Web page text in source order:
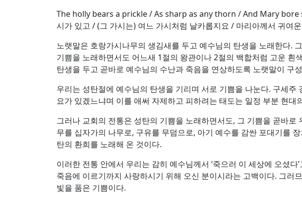
The holly bears a prickle / As sharp as any thorn / And Mary
시가 있고 / (그 가시는) 여느 가시처럼 날카롭지요 / 마리아께서 귀여
노랫말은 호랑가시나무의 생김새를 두고 예수님의 탄생을 노래한다.
기쁨을 노래하면서도 어느새 1절의 왕관이나 2절의 백합처럼 고운
탄생을 두고 곧바로 예수님의 수난과 죽음을 연상하도록 노랫말이 구
우리는 성탄절에 예수님의 탄생을 기리며 서로 기쁨을 나눈다. 구세
요가 있겠느냐며 이를 애써 자제하고 피하려는 태도는 일정 부분 현대
그러나 교회의 전통은 성탄의 기쁨을 노래하면서도, 그 기쁨을 곧바
무를 십자가의 나무로, 구유를 무덤으로, 아기 예수를 감싼 포대기를
탄의 환희를 노래해 온 것이다.
이러한 전통 안에서 우리는 감히 예수님께서 ‘죽으러 이 세상에 오셨
죽음에 이르기까지 사랑하시기 위해 오신 분이시라는 고백이다. 그러
빛을 품은 기쁨이다.